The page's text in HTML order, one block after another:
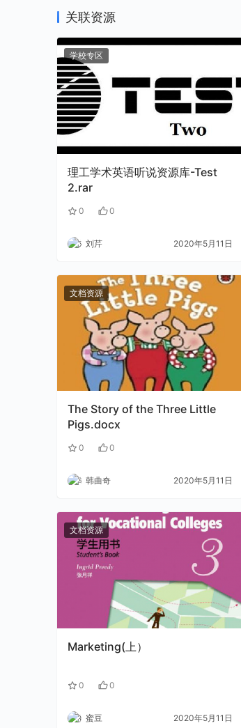
关联资源
学校专区
理工学术英语听说资源库-Test
2.rar
0 0
刘芹 2020年5月11日
文档资源
The Story of the Three Little
Pigs.docx
0 0
韩曲奇 2020年5月11日
文档资源
Marketing(上）
0 0
蜜豆 2020年5月11日